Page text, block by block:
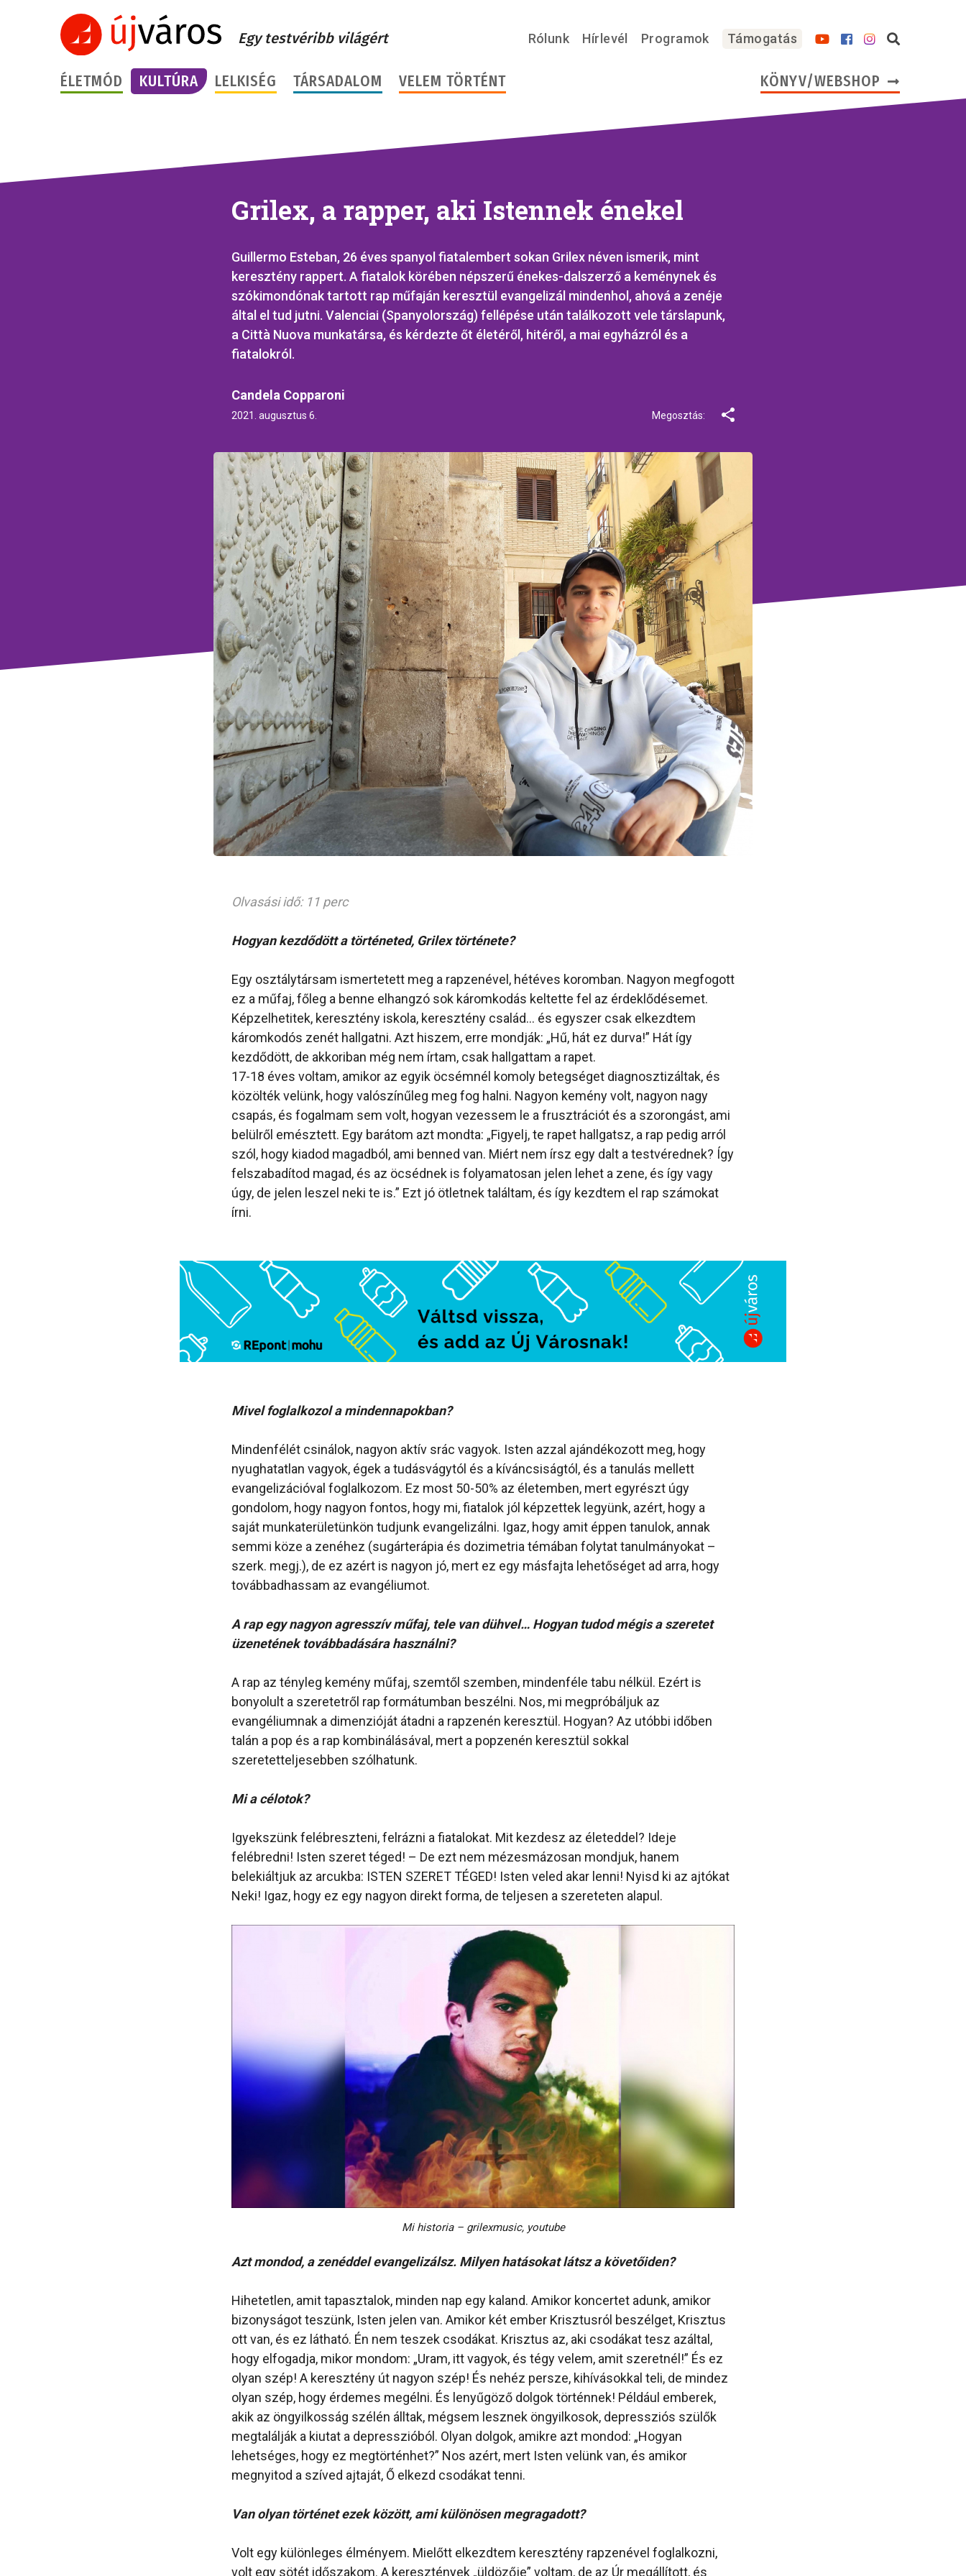
Egy testvéribb világért Rólunk Hírlevél Programok Támogatás
ÉLETMÓD KULTÚRA LELKISÉG TÁRSADALOM VELEM TÖRTÉNT KÖNYV/WEBSHOP
Grilex, a rapper, aki Istennek énekel
Guillermo Esteban, 26 éves spanyol fiatalembert sokan Grilex néven ismerik, mint
keresztény rappert. A fiatalok körében népszerű énekes-dalszerző a keménynek és
szókimondónak tartott rap műfaján keresztül evangelizál mindenhol, ahová a zenéje
által el tud jutni. Valenciai (Spanyolország) fellépése után találkozott vele társlapunk,
a Città Nuova munkatársa, és kérdezte őt életéről, hitéről, a mai egyházról és a
fiatalokról.
Candela Copparoni
2021. augusztus 6. Megosztás:
Olvasási idő: 11 perc
Hogyan kezdődött a történeted, Grilex története?
Egy osztálytársam ismertetett meg a rapzenével, hétéves koromban. Nagyon megfogott
ez a műfaj, főleg a benne elhangzó sok káromkodás keltette fel az érdeklődésemet.
Képzelhetitek, keresztény iskola, keresztény család… és egyszer csak elkezdtem
káromkodós zenét hallgatni. Azt hiszem, erre mondják: „Hű, hát ez durva!” Hát így
kezdődött, de akkoriban még nem írtam, csak hallgattam a rapet.
17-18 éves voltam, amikor az egyik öcsémnél komoly betegséget diagnosztizáltak, és
közölték velünk, hogy valószínűleg meg fog halni. Nagyon kemény volt, nagyon nagy
csapás, és fogalmam sem volt, hogyan vezessem le a frusztrációt és a szorongást, ami
belülről emésztett. Egy barátom azt mondta: „Figyelj, te rapet hallgatsz, a rap pedig arról
szól, hogy kiadod magadból, ami benned van. Miért nem írsz egy dalt a testvérednek? Így
felszabadítod magad, és az öcsédnek is folyamatosan jelen lehet a zene, és így vagy
úgy, de jelen leszel neki te is.” Ezt jó ötletnek találtam, és így kezdtem el rap számokat
írni.
Mivel foglalkozol a mindennapokban?
Mindenfélét csinálok, nagyon aktív srác vagyok. Isten azzal ajándékozott meg, hogy
nyughatatlan vagyok, égek a tudásvágytól és a kíváncsiságtól, és a tanulás mellett
evangelizációval foglalkozom. Ez most 50-50% az életemben, mert egyrészt úgy
gondolom, hogy nagyon fontos, hogy mi, fiatalok jól képzettek legyünk, azért, hogy a
saját munkaterületünkön tudjunk evangelizálni. Igaz, hogy amit éppen tanulok, annak
semmi köze a zenéhez (sugárterápia és dozimetria témában folytat tanulmányokat –
szerk. megj.), de ez azért is nagyon jó, mert ez egy másfajta lehetőséget ad arra, hogy
továbbadhassam az evangéliumot.
A rap egy nagyon agresszív műfaj, tele van dühvel… Hogyan tudod mégis a szeretet
üzenetének továbbadására használni?
A rap az tényleg kemény műfaj, szemtől szemben, mindenféle tabu nélkül. Ezért is
bonyolult a szeretetről rap formátumban beszélni. Nos, mi megpróbáljuk az
evangéliumnak a dimenzióját átadni a rapzenén keresztül. Hogyan? Az utóbbi időben
talán a pop és a rap kombinálásával, mert a popzenén keresztül sokkal
szeretetteljesebben szólhatunk.
Mi a célotok?
Igyekszünk felébreszteni, felrázni a fiatalokat. Mit kezdesz az életeddel? Ideje
felébredni! Isten szeret téged! – De ezt nem mézesmázosan mondjuk, hanem
belekiáltjuk az arcukba: ISTEN SZERET TÉGED! Isten veled akar lenni! Nyisd ki az ajtókat
Neki! Igaz, hogy ez egy nagyon direkt forma, de teljesen a szereteten alapul.
Mi historia – grilexmusic, youtube
Azt mondod, a zenéddel evangelizálsz. Milyen hatásokat látsz a követőiden?
Hihetetlen, amit tapasztalok, minden nap egy kaland. Amikor koncertet adunk, amikor
bizonyságot teszünk, Isten jelen van. Amikor két ember Krisztusról beszélget, Krisztus
ott van, és ez látható. Én nem teszek csodákat. Krisztus az, aki csodákat tesz azáltal,
hogy elfogadja, mikor mondom: „Uram, itt vagyok, és tégy velem, amit szeretnél!” És ez
olyan szép! A keresztény út nagyon szép! És nehéz persze, kihívásokkal teli, de mindez
olyan szép, hogy érdemes megélni. És lenyűgöző dolgok történnek! Például emberek,
akik az öngyilkosság szélén álltak, mégsem lesznek öngyilkosok, depressziós szülők
megtalálják a kiutat a depresszióból. Olyan dolgok, amikre azt mondod: „Hogyan
lehetséges, hogy ez megtörténhet?” Nos azért, mert Isten velünk van, és amikor
megnyitod a szíved ajtaját, Ő elkezd csodákat tenni.
Van olyan történet ezek között, ami különösen megragadott?
Volt egy különleges élményem. Mielőtt elkezdtem keresztény rapzenével foglalkozni,
volt egy sötét időszakom. A keresztények „üldözője” voltam, de az Úr megállított, és